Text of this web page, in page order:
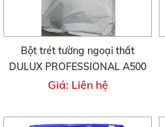
Bột trét tường ngoại thất
DULUX PROFESSIONAL A500
Giá: Liên hệ